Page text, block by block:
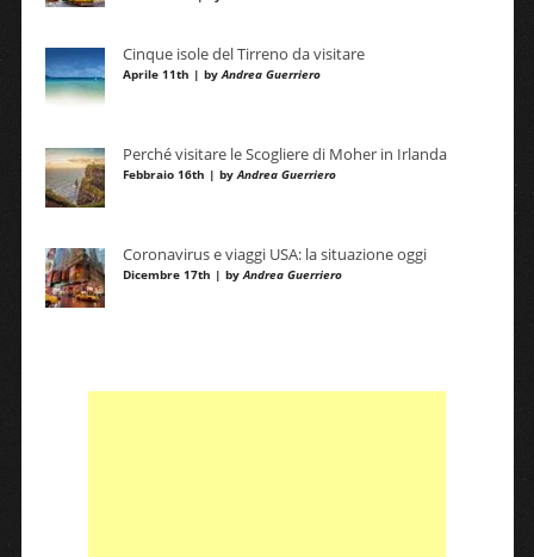
Cinque isole del Tirreno da visitare
Aprile 11th | byAndrea Guerriero
Perché visitare le Scogliere di Moher in Irlanda
Febbraio 16th | byAndrea Guerriero
Coronavirus e viaggi USA: la situazione oggi
Dicembre 17th | byAndrea Guerriero